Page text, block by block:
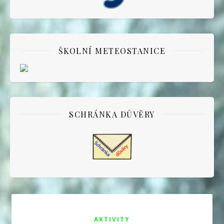
ŠKOLNÍ METEOSTANICE
SCHRÁNKA DŮVĚRY
AKTIVITY